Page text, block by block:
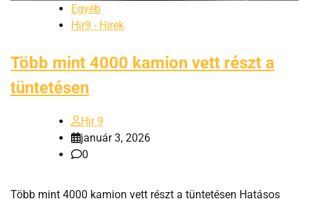
Egyéb
Hir9 - Hirek
Több mint 4000 kamion vett részt a
tüntetésen
Hir 9
január 3, 2026
0
Több mint 4000 kamion vett részt a tüntetésen Hatásos